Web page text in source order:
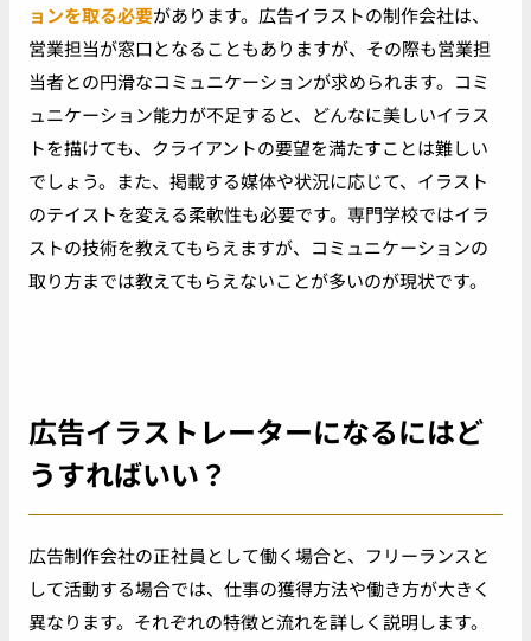
ョンを取る必要があります。広告イラストの制作会社は、
営業担当が窓口となることもありますが、その際も営業担
当者との円滑なコミュニケーションが求められます。コミ
ュニケーション能力が不足すると、どんなに美しいイラス
トを描けても、クライアントの要望を満たすことは難しい
でしょう。また、掲載する媒体や状況に応じて、イラスト
のテイストを変える柔軟性も必要です。専門学校ではイラ
ストの技術を教えてもらえますが、コミュニケーションの
取り方までは教えてもらえないことが多いのが現状です。
広告イラストレーターになるにはど
うすればいい？
広告制作会社の正社員として働く場合と、フリーランスと
して活動する場合では、仕事の獲得方法や働き方が大きく
異なります。それぞれの特徴と流れを詳しく説明します。